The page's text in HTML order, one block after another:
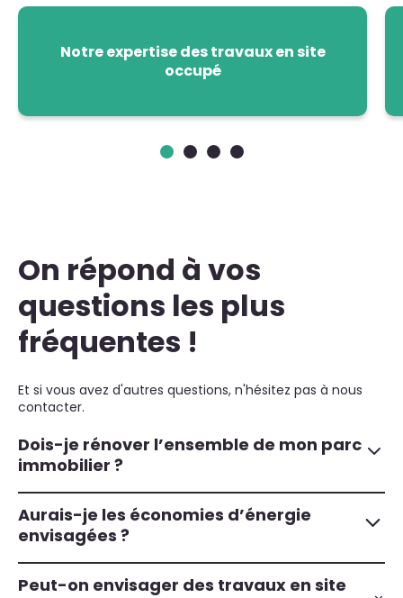
Notre expertise des travaux en site
occupé
On répond à vos
questions les plus
fréquentes !
Et si vous avez d'autres questions, n'hésitez pas à nous
contacter.
Dois-je rénover l’ensemble de mon parc
immobilier ?
Aurais-je les économies d’énergie
envisagées ?
Peut-on envisager des travaux en site